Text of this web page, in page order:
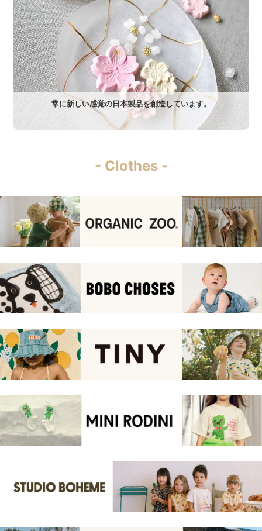
常に新しい感覚の日本製品を創造しています。
- Clothes -